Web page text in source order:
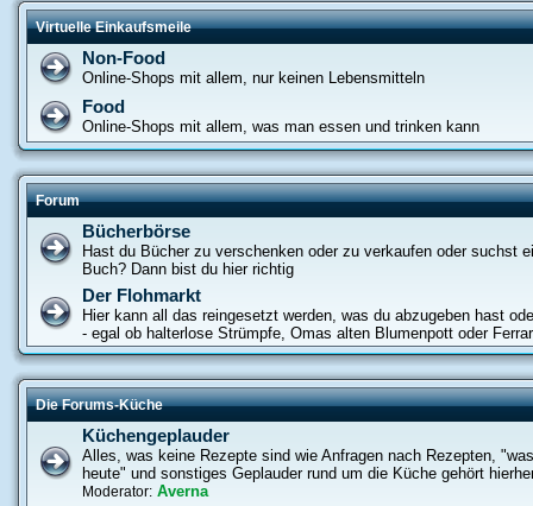
Virtuelle Einkaufsmeile
Non-Food
Online-Shops mit allem, nur keinen Lebensmitteln
Food
Online-Shops mit allem, was man essen und trinken kann
Forum
Bücherbörse
Hast du Bücher zu verschenken oder zu verkaufen oder suchst
Buch? Dann bist du hier richtig
Der Flohmarkt
Hier kann all das reingesetzt werden, was du abzugeben hast
- egal ob halterlose Strümpfe, Omas alten Blumenpott oder
Die Forums-Küche
Küchengeplauder
Alles, was keine Rezepte sind wie Anfragen nach Rezepten,
heute" und sonstiges Geplauder rund um die Küche gehört
Moderator: Averna